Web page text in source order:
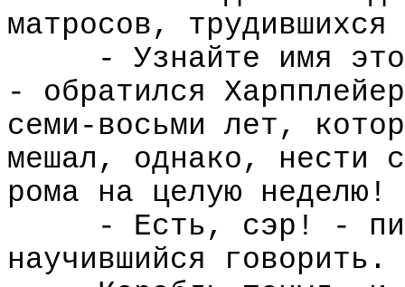
матросов,
- Узнайте имя
- обратился
семи-восьми лет,
мешал, однако, нести
рома на целую неделю!
- Есть, сэр! -
научившийся говорить.